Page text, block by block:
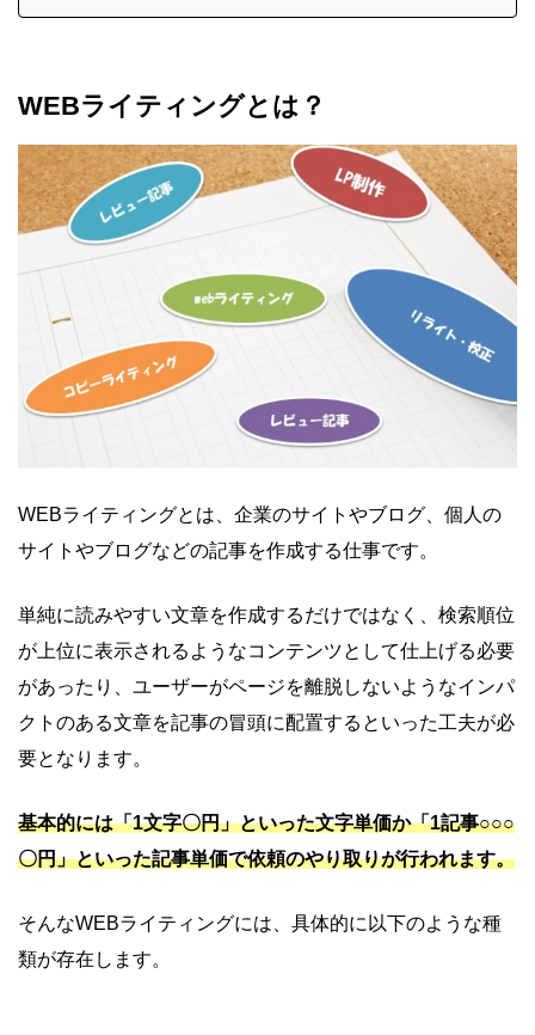
WEBライティングとは？
WEBライティングとは、企業のサイトやブログ、個人の
サイトやブログなどの記事を作成する仕事です。
単純に読みやすい文章を作成するだけではなく、検索順位
が上位に表示されるようなコンテンツとして仕上げる必要
があったり、ユーザーがページを離脱しないようなインパ
クトのある文章を記事の冒頭に配置するといった工夫が必
要となります。
基本的には「1文字〇円」といった文字単価か「1記事○○○
〇円」といった記事単価で依頼のやり取りが行われます。
そんなWEBライティングには、具体的に以下のような種
類が存在します。